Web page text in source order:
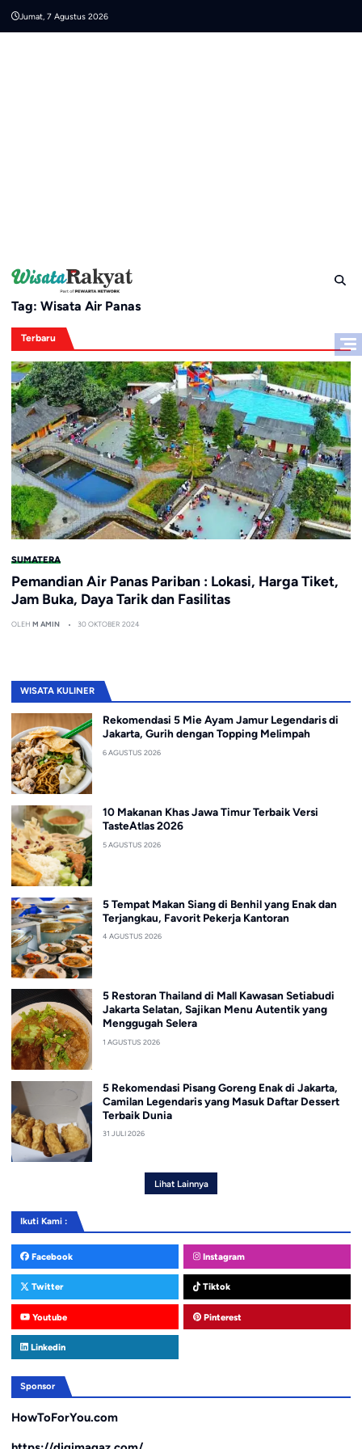
Jumat, 7 Agustus 2026
Tag: Wisata Air Panas
Terbaru
SUMATERA
Pemandian Air Panas Pariban : Lokasi, Harga Tiket,
Jam Buka, Daya Tarik dan Fasilitas
OLEH M AMIN 30 OKTOBER 2024
WISATA KULINER
Rekomendasi 5 Mie Ayam Jamur Legendaris di
Jakarta, Gurih dengan Topping Melimpah
6 AGUSTUS 2026
10 Makanan Khas Jawa Timur Terbaik Versi
TasteAtlas 2026
5 AGUSTUS 2026
5 Tempat Makan Siang di Benhil yang Enak dan
Terjangkau, Favorit Pekerja Kantoran
4 AGUSTUS 2026
5 Restoran Thailand di Mall Kawasan Setiabudi
Jakarta Selatan, Sajikan Menu Autentik yang
Menggugah Selera
1 AGUSTUS 2026
5 Rekomendasi Pisang Goreng Enak di Jakarta,
Camilan Legendaris yang Masuk Daftar Dessert
Terbaik Dunia
31 JULI 2026
Lihat Lainnya
Ikuti Kami :
Facebook Instagram
Twitter Tiktok
Youtube Pinterest
Linkedin
Sponsor
HowToForYou.com